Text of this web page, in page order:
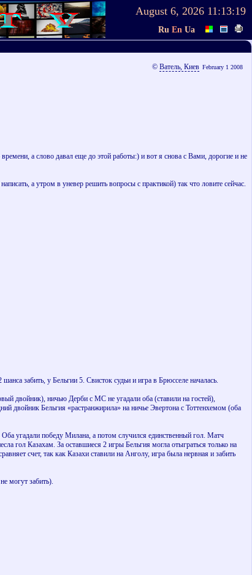
August 6, 2026 11:13:19
Ru En Ua
© Ватель, Киев February 1 2008
а слово давал еще до этой работы:) и вот я снова с Вами, дорогие и не
а утром в уневер решить вопросы с практикой) так что ловите сейчас.
забить, у Бельгии 5. Свисток судьи и игра в Брюсселе началась.
двойник), ничью Дерби с МС не угадали оба (ставили на гостей),
двойник Бельгия «растранжирила» на ничье Эвертона с Тоттенхемом (оба
угадали победу Милана, а потом случился единственный гол. Матч
гол Казахам. За оставшиеся 2 игры Бельгия могла отыграться только на
счет, так как Казахи ставили на Анголу, игра была нервная и забить
могут забить).